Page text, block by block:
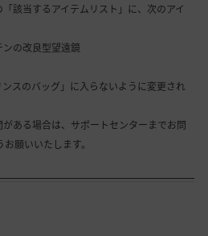
該当するアイテムリスト」に、次のアイ
の改良型望遠鏡
スのバッグ」に入らないように変更され
ある場合は、サポートセンターまでお問
願いいたします。